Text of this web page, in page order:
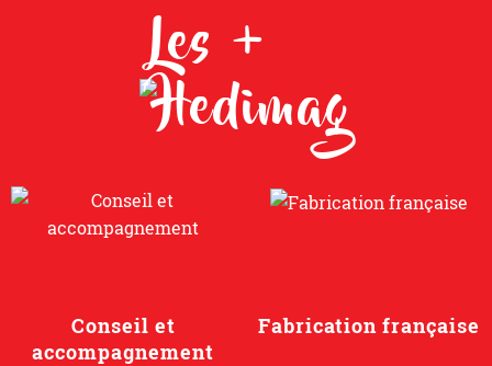
Les +
Conseil et
accompagnement
Fabrication française